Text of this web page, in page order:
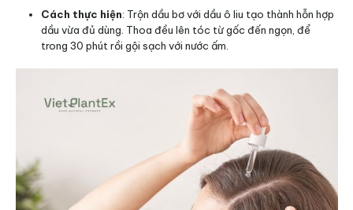
Cách thực hiện: Trộn dầu bơ với dầu ô liu tạo thành hỗn hợp
dầu vừa đủ dùng. Thoa đều lên tóc từ gốc đến ngọn, để
trong 30 phút rồi gội sạch với nước ấm.